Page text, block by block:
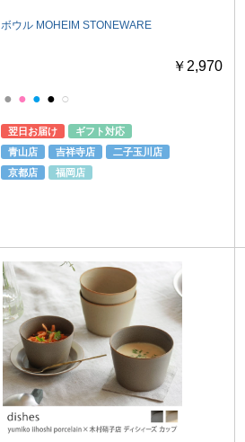
ボウル MOHEIM STONEWARE
￥2,970
● ● ● ● ○
翌日お届け
ギフト対応
青山店
吉祥寺店
二子玉川店
京都店
福岡店